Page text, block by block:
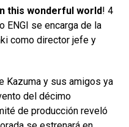
—el aterrador equipo
Hulk—, vistos por
Giveaway Day:
de PUBG:
una de las mayores
y complementos,
una competición mundial
de $95,000
this wonderful world! 4
ENGI se encarga de la
como director jefe y
Kazuma y sus amigos ya
del décimo
de producción reveló